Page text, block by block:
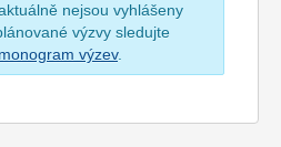
nejsou vyhlášeny
výzvy sledujte
výzev.